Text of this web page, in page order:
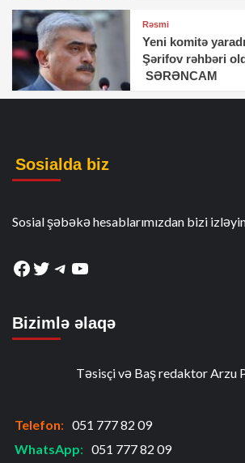
Rəsmi
Yeni komitə
Şərifov rəhbəri
SƏRƏNCAM
Sosialda biz
Sosial şəbəkə hesablarımızdan bizi
Facebook
Twitter
Telegram
YouTube
Bizimlə əlaqə
Təsisçi və Baş redaktor Arzu
Telefon: 051 777 82 09
WhatsApp: 051 777 82 09